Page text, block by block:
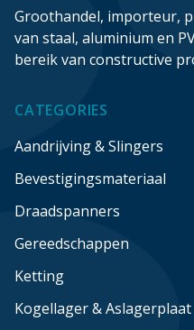
Groothandel, importeur,
van staal, aluminium en
bereik van constructive
CATEGORIES
Aandrijving & Slingers
Bevestigingsmateriaal
Draadspanners
Gereedschappen
Ketting
Kogellager & Aslagerplaat